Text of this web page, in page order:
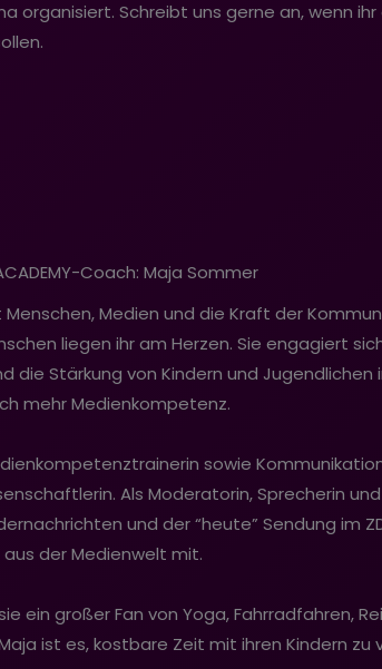
organisiert. Schreibt uns gerne an, wenn ihr
Coach: Maja Sommer
Menschen, Medien und die Kraft der
liegen ihr am Herzen. Sie engagiert
die Stärkung von Kindern und
mehr Medienkompetenz.
sowie
Als Moderatorin, Sprecherin
und der “heute” Sendung im
aus der Medienwelt mit.
ein großer Fan von Yoga, Fahrradfahren,
ist es, kostbare Zeit mit ihren Kindern zu